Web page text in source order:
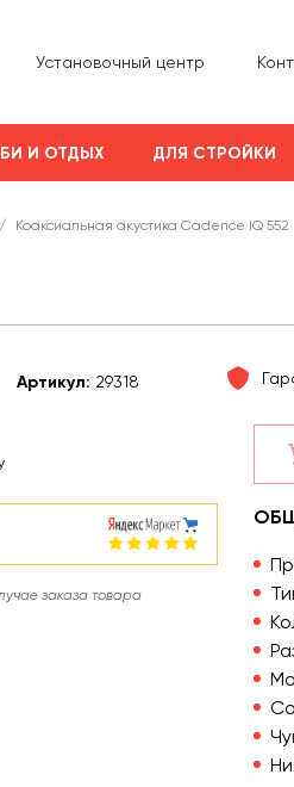
Установочный центр
И ОТДЫХ ДЛЯ СТРОЙКИ
/ Коаксиальная акустика Cadence IQ 552
Артикул: 29318
заказа товара